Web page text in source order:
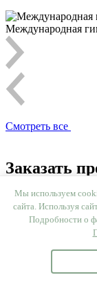
Международная
Смотреть все
Заказать
Имя
Телефон
Электронная
Мы используем
сайта. Используя
Подробности о